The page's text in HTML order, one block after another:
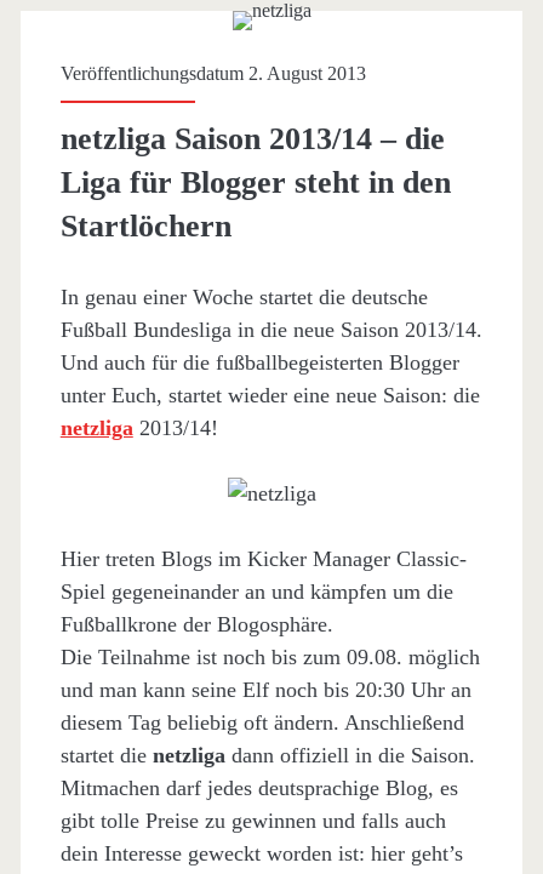
Veröffentlichungsdatum 2. August 2013
netzliga Saison 2013/14 – die
Liga für Blogger steht in den
Startlöchern
In genau einer Woche startet die deutsche
Fußball Bundesliga in die neue Saison 2013/14.
Und auch für die fußballbegeisterten Blogger
unter Euch, startet wieder eine neue Saison: die
netzliga2013/14!
Hier treten Blogs im Kicker Manager Classic-
Spiel gegeneinander an und kämpfen um die
Fußballkrone der Blogosphäre.
Die Teilnahme ist noch bis zum 09.08. möglich
und man kann seine Elf noch bis 20:30 Uhr an
diesem Tag beliebig oft ändern. Anschließend
startet die netzliga dann offiziell in die Saison.
Mitmachen darf jedes deutsprachige Blog, es
gibt tolle Preise zu gewinnen und falls auch
dein Interesse geweckt worden ist: hier geht’s